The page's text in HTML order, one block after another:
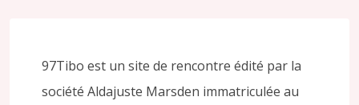
97Tibo est un site de rencontre édité par la
société Aldajuste Marsden immatriculée au